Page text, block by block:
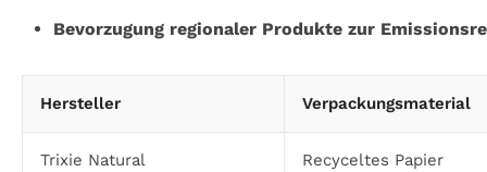
Bevorzugung regionaler Produkte zur
Hersteller Verpackungsmaterial
Trixie Natural Recyceltes Papier